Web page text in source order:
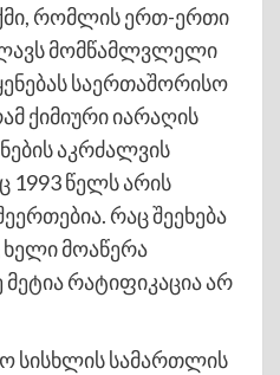
რომლის ერთ-ერთი
მომწამლვლელი
საერთაშორისო
ქიმიური იარაღის
აკრძალვის
1993 წელს არის
რაც შეეხება
მოაწერა
მეტია რატიფიკაცია არ
სისხლის სამართლის